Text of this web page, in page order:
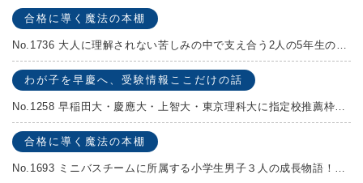
合格に導く魔法の本棚
No.1736 大人に理解されない苦しみの中で支え合う2人の5年生の成長物語！『夏の迷子』村上しいこ
わが子を早慶へ、受験情報ここだけの話
No.1258 早稲田大・慶應大・上智大・東京理科大に指定校推薦枠がある学校
合格に導く魔法の本棚
No.1693 ミニバスチームに所属する小学生男子３人の成長物語！『ポジション！』高田由紀子 予想問題付き！